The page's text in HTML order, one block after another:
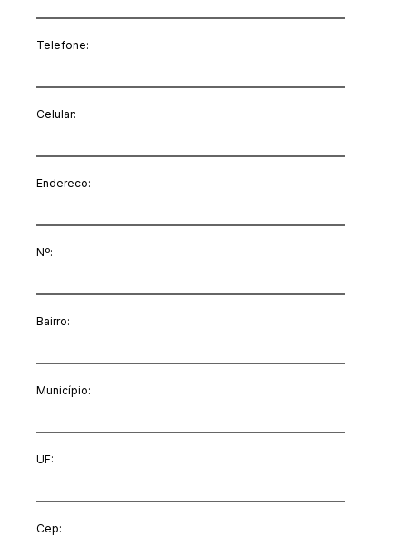
Telefone:
Celular:
Endereco:
Nº:
Bairro:
Município:
UF:
Cep: